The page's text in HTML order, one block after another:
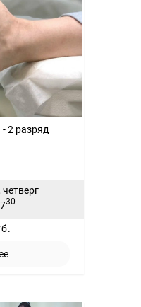
2 разряд
, четверг
30